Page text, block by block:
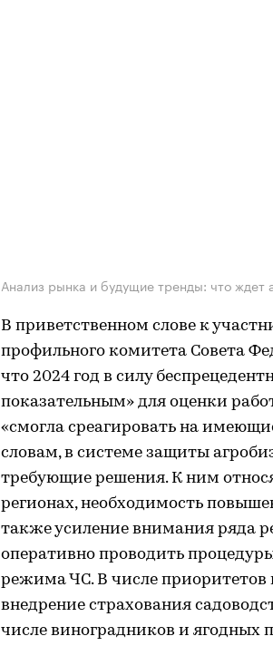
Анализ рынка и будущие тренды: что ждет
В приветственном слове к
профильного комитета Совета
что 2024 год в силу
показательным» для оценки
«смогла среагировать на
словам, в системе защиты
требующие решения. К ним
регионах, необходимость
также усиление внимания ряда
оперативно проводить
режима ЧС. В числе
внедрение страхования
числе виноградников и ягодных